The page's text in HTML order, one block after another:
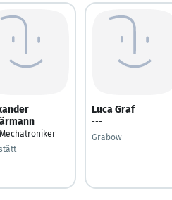
Mechatroniker
Luca Graf
---
Grabow